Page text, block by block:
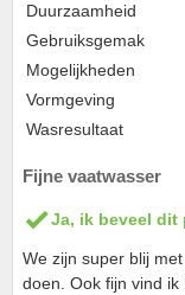
Duurzaamheid
Gebruiksgemak
Mogelijkheden
Vormgeving
Wasresultaat
Fijne vaatwasser
Ja, ik beveel dit
We zijn super blij
doen. Ook fijn vind